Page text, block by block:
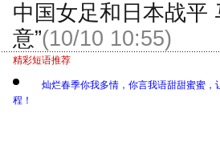
中国女足和日本战平
意”(10/10 10:55)
精彩短语推荐
灿烂春季你我多情，你言我语甜甜蜜蜜
程！